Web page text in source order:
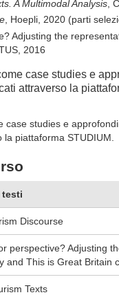
A Multimodal Analysis ,
, Hoepli, 2020 (parti
Adjusting the
2016
case studies e
attraverso la
case studies e
piattaforma STUDIUM.
testi
Discourse
perspective? Adjusting
and This is Great Britain
Texts